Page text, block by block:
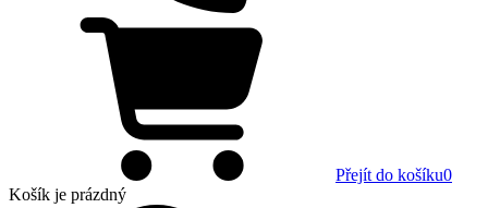
Přejít do košíku0
Košík je prázdný